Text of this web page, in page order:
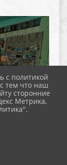
с политикой
тем что наш
сторонние
Метрика,